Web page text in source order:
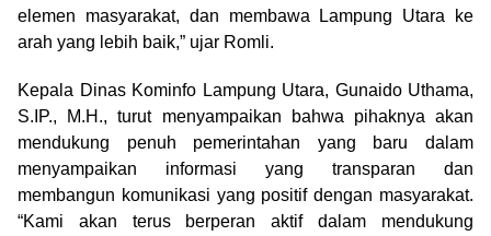
elemen masyarakat, dan membawa Lampung Utara ke
arah yang lebih baik,” ujar Romli.
Kepala Dinas Kominfo Lampung Utara, Gunaido Uthama,
S.IP., M.H., turut menyampaikan bahwa pihaknya akan
mendukung penuh pemerintahan yang baru dalam
menyampaikan informasi yang transparan dan
membangun komunikasi yang positif dengan masyarakat.
“Kami akan terus berperan aktif dalam mendukung